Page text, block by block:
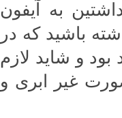
به آیفون
باشید که در
و شاید لازم
غیر ابری و